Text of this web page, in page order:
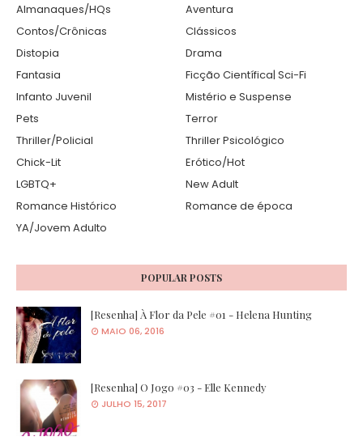
Almanaques/HQs
Aventura
Contos/Crônicas
Clássicos
Distopia
Drama
Fantasia
Ficção Científica| Sci-Fi
Infanto Juvenil
Mistério e Suspense
Pets
Terror
Thriller/Policial
Thriller Psicológico
Chick-Lit
Erótico/Hot
LGBTQ+
New Adult
Romance Histórico
Romance de época
YA/Jovem Adulto
POPULAR POSTS
[Resenha] À Flor da Pele #01 - Helena Hunting
MAIO 06, 2016
[Resenha] O Jogo #03 - Elle Kennedy
JULHO 15, 2017